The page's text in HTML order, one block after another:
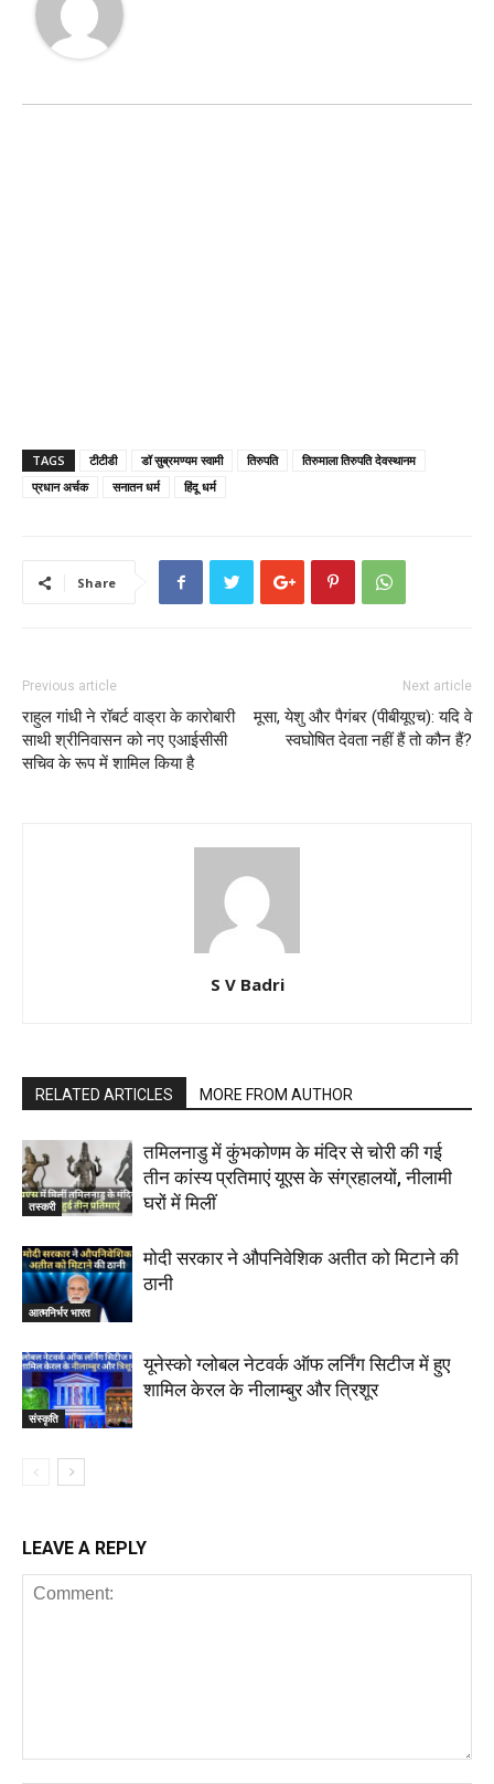
TAGS टीटीडी डॉ सुब्रमण्यम स्वामी तिरुपति
तिरुमाला तिरुपति देवस्थानम
प्रधान अर्चक
सनातन धर्म हिंदू धर्म
Share
Previous article
राहुल गांधी ने रॉबर्ट वाड्रा के कारोबारी
साथी श्रीनिवासन को नए एआईसीसी
सचिव के रूप में शामिल किया है
Next article
मूसा, येशु और पैगंबर (पीबीयूएच): यदि वे
स्वघोषित देवता नहीं हैं तो कौन हैं?
S V Badri
RELATED ARTICLES MORE FROM AUTHOR
तस्करी
तमिलनाडु में कुंभकोणम के मंदिर से चोरी की गई
तीन कांस्य प्रतिमाएं यूएस के संग्रहालयों, नीलामी
घरों में मिलीं
आत्मनिर्भर भारत
मोदी सरकार ने औपनिवेशिक अतीत को मिटाने की
ठानी
संस्कृति
यूनेस्को ग्लोबल नेटवर्क ऑफ लर्निंग सिटीज में हुए
शामिल केरल के नीलाम्बुर और त्रिशूर
LEAVE A REPLY